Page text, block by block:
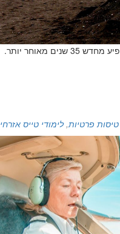
בשנת 1989 קוראי העיתונים נתקלו בכתבה מצמררת על מטוס נוסעים שנעלם בשנות ה-50 והופיע מחדש 35 שנים מאוחר יותר.
טיסות פרטיות,לימודי טייס אזרחי